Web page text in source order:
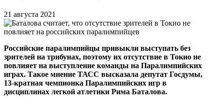
21 августа 2021
Российские паралимпийцы привыкли выступать без
зрителей на трибунах, поэтому их отсутствие в Токио не
повлияет на выступление команды на Паралимпийских
играх. Такое мнение ТАСС высказала депутат Госдумы,
13-кратная чемпионка Паралимпийских игр в
дисциплинах легкой атлетики Рима Баталова.